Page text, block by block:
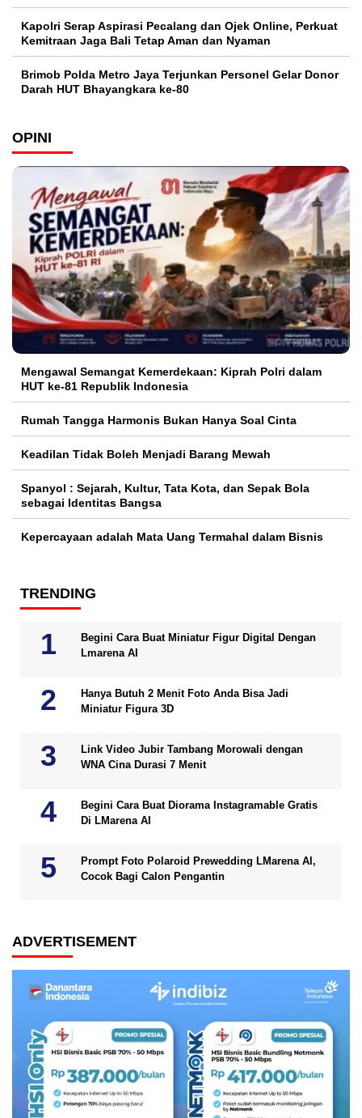
Kapolri Serap Aspirasi Pecalang dan Ojek Online, Perkuat
Kemitraan Jaga Bali Tetap Aman dan Nyaman
Brimob Polda Metro Jaya Terjunkan Personel Gelar Donor
Darah HUT Bhayangkara ke-80
OPINI
Mengawal Semangat Kemerdekaan: Kiprah Polri dalam
HUT ke-81 Republik Indonesia
Rumah Tangga Harmonis Bukan Hanya Soal Cinta
Keadilan Tidak Boleh Menjadi Barang Mewah
Spanyol : Sejarah, Kultur, Tata Kota, dan Sepak Bola
sebagai Identitas Bangsa
Kepercayaan adalah Mata Uang Termahal dalam Bisnis
TRENDING
Begini Cara Buat Miniatur Figur Digital Dengan
Lmarena AI
Hanya Butuh 2 Menit Foto Anda Bisa Jadi
Miniatur Figura 3D
Link Video Jubir Tambang Morowali dengan
WNA Cina Durasi 7 Menit
Begini Cara Buat Diorama Instagramable Gratis
Di LMarena AI
Prompt Foto Polaroid Prewedding LMarena AI,
Cocok Bagi Calon Pengantin
ADVERTISEMENT